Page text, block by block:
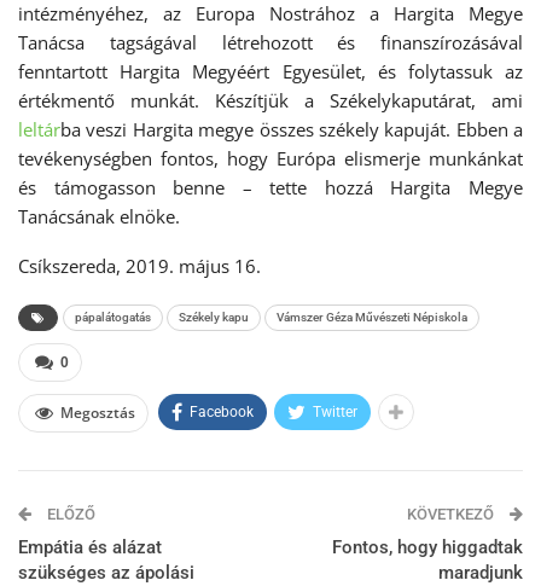
intézményéhez, az Europa Nostrához a Hargita Megye
Tanácsa tagságával létrehozott és finanszírozásával
fenntartott Hargita Megyéért Egyesület, és folytassuk az
értékmentő munkát. Készítjük a Székelykaputárat, ami
leltárba veszi Hargita megye összes székely kapuját. Ebben a
tevékenységben fontos, hogy Európa elismerje munkánkat
és támogasson benne – tette hozzá Hargita Megye
Tanácsának elnöke.
Csíkszereda, 2019. május 16.
pápalátogatás Székely kapu Vámszer Géza Művészeti Népiskola
0
Megosztás Facebook Twitter
ELŐZŐ
Empátia és alázat
szükséges az ápolási
KÖVETKEZŐ
Fontos, hogy higgadtak
maradjunk